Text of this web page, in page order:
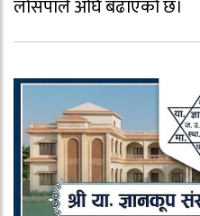
लोसपाले अघि बढाएको छ।